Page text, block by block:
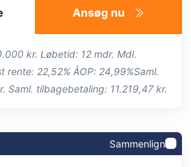
Ansøg nu
kr. Løbetid: 12 mdr. Mdl.
rente: 22,52% ÅOP: 24,99%Saml.
Saml. tilbagebetaling: 11.219,47 kr.
Sammenlign